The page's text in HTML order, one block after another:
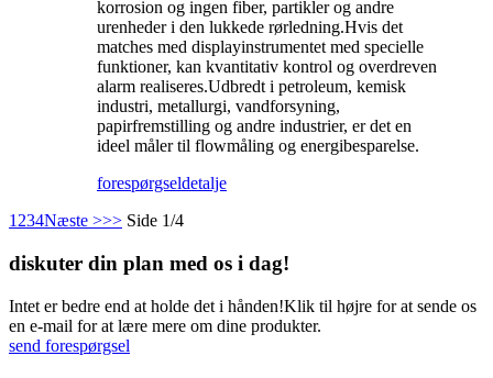
korrosion og ingen fiber, partikler og andre
urenheder i den lukkede rørledning.Hvis det
matches med displayinstrumentet med specielle
funktioner, kan kvantitativ kontrol og overdreven
alarm realiseres.Udbredt i petroleum, kemisk
industri, metallurgi, vandforsyning,
papirfremstilling og andre industrier, er det en
ideel måler til flowmåling og energibesparelse.
forespørgseldetalje
1 234Næste >>> Side 1/4
diskuter din plan med os i dag!
Intet er bedre end at holde det i hånden!Klik til højre for at sende os
en e-mail for at lære mere om dine produkter.
send forespørgsel